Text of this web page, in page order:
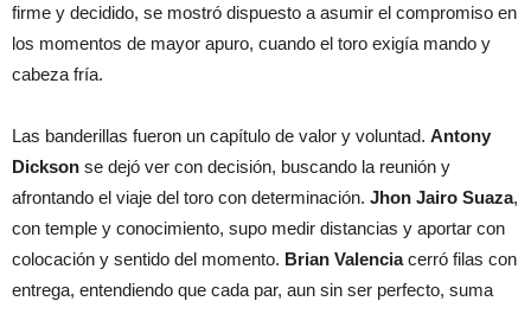
firme y decidido, se mostró dispuesto a asumir el compromiso en
los momentos de mayor apuro, cuando el toro exigía mando y
cabeza fría.
Las banderillas fueron un capítulo de valor y voluntad. Antony
Dickson se dejó ver con decisión, buscando la reunión y
afrontando el viaje del toro con determinación. Jhon Jairo Suaza,
con temple y conocimiento, supo medir distancias y aportar con
colocación y sentido del momento. Brian Valenciacerró filas con
entrega, entendiendo que cada par, aun sin ser perfecto, suma